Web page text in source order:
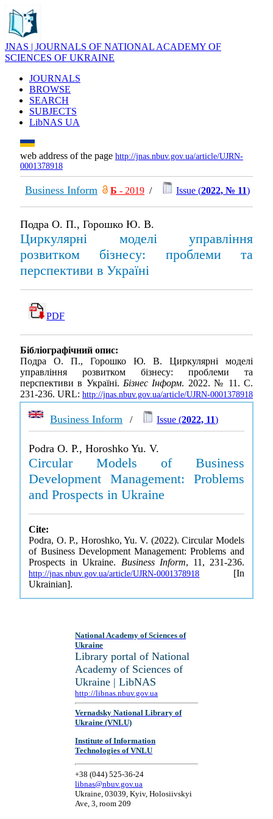
JNAS | JOURNALS OF NATIONAL ACADEMY OF
SCIENCES OF UKRAINE
JOURNALS
BROWSE
SEARCH
SUBJECTS
LibNAS UA
web address of the page http://jnas.nbuv.gov.ua/article/UJRN-
0001378918
Business Inform Б - 2019 / Issue (2022, № 11)
Подра О. П., Горошко Ю. В.
Циркулярні моделі управління
розвитком бізнесу: проблеми та
перспективи в Україні
PDF
Бібліографічний опис:
Подра О. П., Горошко Ю. В. Циркулярні моделі
управління розвитком бізнесу: проблеми та
перспективи в Україні. Бізнес Інформ. 2022. № 11. С.
231-236. URL: http://jnas.nbuv.gov.ua/article/UJRN-0001378918
Business Inform / Issue (2022, 11)
Podra O. P., Horoshko Yu. V.
Circular Models of Business
Development Management: Problems
and Prospects in Ukraine
Cite:
Podra, O. P., Horoshko, Yu. V. (2022). Circular Models
of Business Development Management: Problems and
Prospects in Ukraine. Business Inform, 11, 231-236.
http://jnas.nbuv.gov.ua/article/UJRN-0001378918 [In
Ukrainian].
National Academy of Sciences of
Ukraine
Library portal of National
Academy of Sciences of
Ukraine | LibNAS
http://libnas.nbuv.gov.ua
Vernadsky National Library of
Ukraine (VNLU)
Institute of Information
Technologies of VNLU
+38 (044) 525-36-24
libnas@nbuv.gov.ua
Ukraine, 03039, Kyiv, Holosiivskyi
Ave, 3, room 209